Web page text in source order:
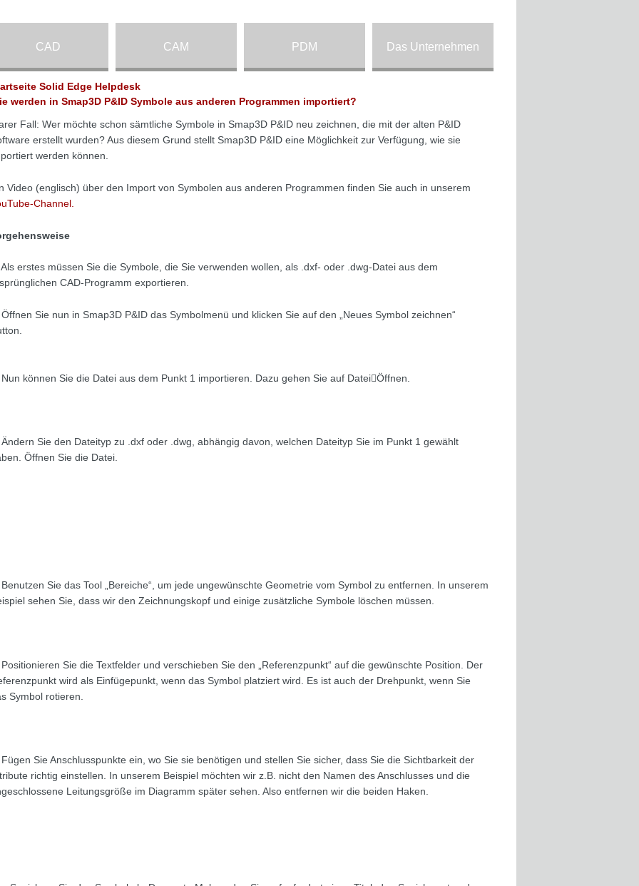
CAD CAM PDM Das Unternehmen
Solid Edge Helpdesk
werden in Smap3D P&ID Symbole aus anderen Programmen importiert?
Fall: Wer möchte schon sämtliche Symbole in Smap3D P&ID neu zeichnen, die mit der alten P&ID
erstellt wurden? Aus diesem Grund stellt Smap3D P&ID eine Möglichkeit zur Verfügung, wie sie
werden können.
Video (englisch) über den Import von Symbolen aus anderen Programmen finden Sie auch in unserem
Channel.
Als erstes müssen Sie die Symbole, die Sie verwenden wollen, als .dxf- oder .dwg-Datei aus dem
CAD-Programm exportieren.
Öffnen Sie nun in Smap3D P&ID das Symbolmenü und klicken Sie auf den „Neues Symbol zeichnen“
können Sie die Datei aus dem Punkt 1 importieren. Dazu gehen Sie auf DateiÖffnen.
Sie den Dateityp zu .dxf oder .dwg, abhängig davon, welchen Dateityp Sie im Punkt 1 gewählt
Öffnen Sie die Datei.
Sie das Tool „Bereiche“, um jede ungewünschte Geometrie vom Symbol zu entfernen. In unserem
sehen Sie, dass wir den Zeichnungskopf und einige zusätzliche Symbole löschen müssen.
Sie die Textfelder und verschieben Sie den „Referenzpunkt“ auf die gewünschte Position. Der
wird als Einfügepunkt, wenn das Symbol platziert wird. Es ist auch der Drehpunkt, wenn Sie
Symbol rotieren.
Sie Anschlusspunkte ein, wo Sie sie benötigen und stellen Sie sicher, dass Sie die Sichtbarkeit der
richtig einstellen. In unserem Beispiel möchten wir z.B. nicht den Namen des Anschlusses und die
Leitungsgröße im Diagramm später sehen. Also entfernen wir die beiden Haken.